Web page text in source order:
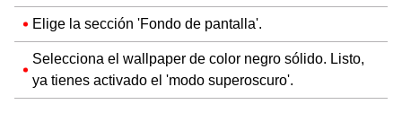
Elige la sección 'Fondo de pantalla'.
Selecciona el wallpaper de color negro sólido. Listo,
ya tienes activado el 'modo superoscuro'.